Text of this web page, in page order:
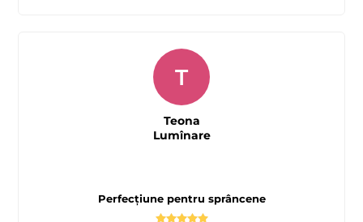
Perfecțiune pentru sprâncene
T
Teona
Lumînare